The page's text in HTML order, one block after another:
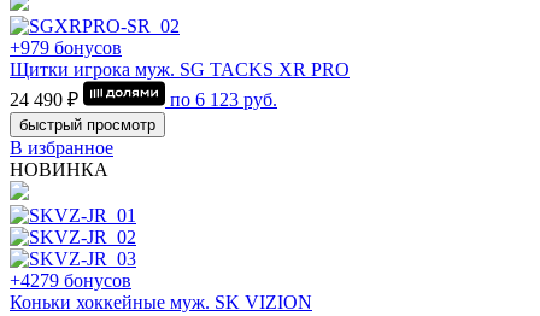
+979 бонусов
Щитки игрока муж. SG TACKS XR PRO
24 490 ₽
по 6 123 руб.
быстрый просмотр
В избранное
НОВИНКА
+4279 бонусов
Коньки хоккейные муж. SK VIZION